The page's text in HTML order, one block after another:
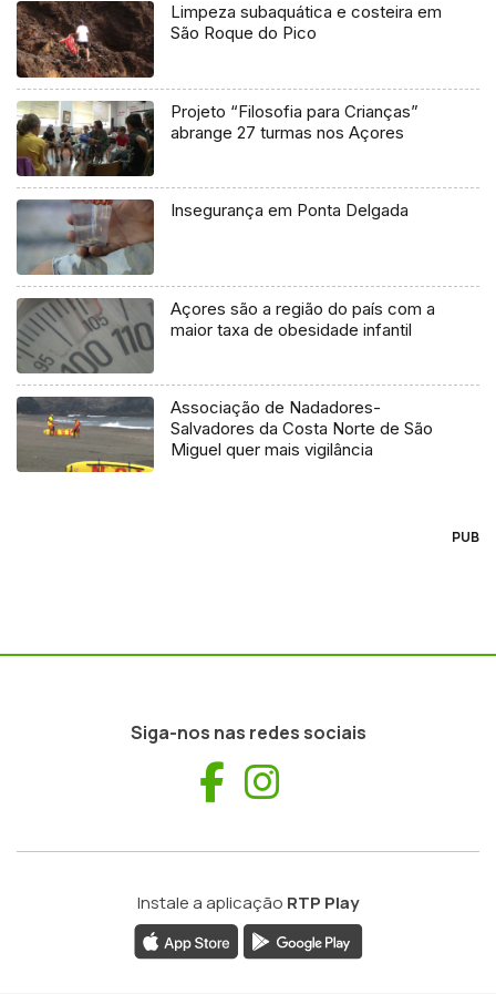
Limpeza subaquática e costeira em
São Roque do Pico
Projeto “Filosofia para Crianças”
abrange 27 turmas nos Açores
Insegurança em Ponta Delgada
Açores são a região do país com a
maior taxa de obesidade infantil
Associação de Nadadores-
Salvadores da Costa Norte de São
Miguel quer mais vigilância
PUB
Siga-nos nas redes sociais
Facebook
Instale a aplicação RTP Play